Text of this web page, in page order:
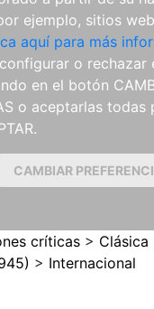
ejemplo, sitios web
aquí para más
o rechazar
en el botón
o aceptarlas todas
CAMBIAR
críticas > Clásica
> Internacional